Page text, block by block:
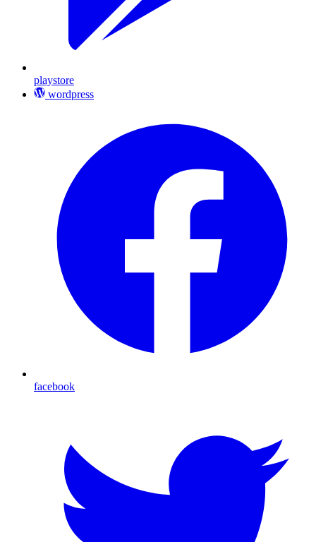
playstore
wordpress
facebook